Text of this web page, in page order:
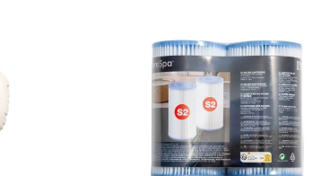
laag
sorteren